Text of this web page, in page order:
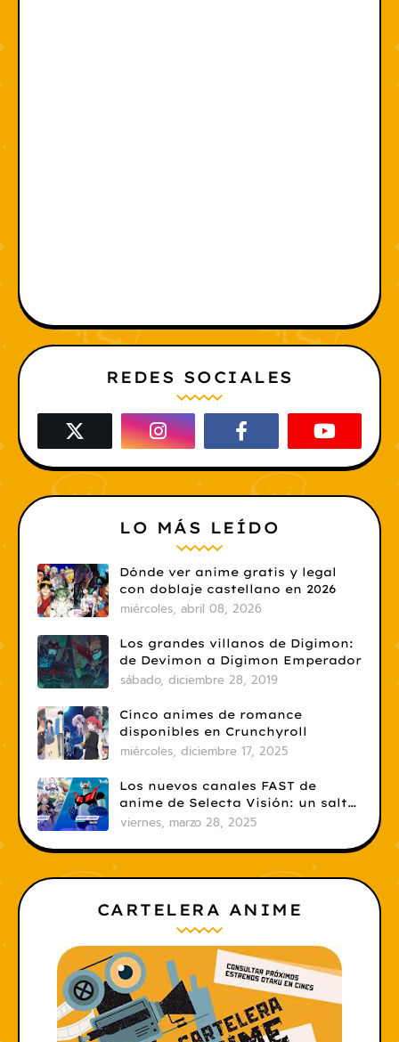
REDES SOCIALES
LO MÁS LEÍDO
Dónde ver anime gratis y legal
con doblaje castellano en 2026
miércoles, abril 08, 2026
Los grandes villanos de Digimon:
de Devimon a Digimon Emperador
sábado, diciembre 28, 2019
Cinco animes de romance
disponibles en Crunchyroll
miércoles, diciembre 17, 2025
Los nuevos canales FAST de
anime de Selecta Visión: un salto
necesario
viernes, marzo 28, 2025
CARTELERA ANIME